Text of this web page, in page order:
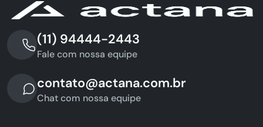
(11) 94444-2443
Fale com nossa equipe
contato@actana.com.br
Chat com nossa equipe